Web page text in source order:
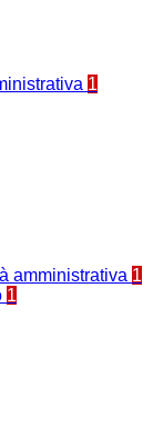
1
amministrativa 1
1